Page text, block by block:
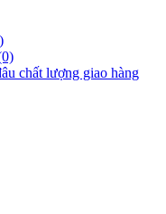
chất lượng giao hàng